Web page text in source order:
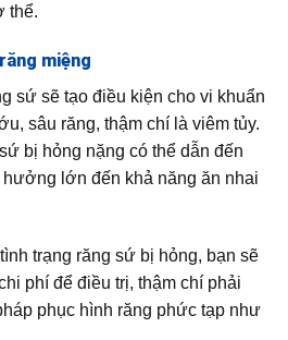
thể.
miệng
sứ sẽ tạo điều kiện cho vi khuẩn
sâu răng, thậm chí là viêm tủy.
bị hỏng nặng có thể dẫn đến
hưởng lớn đến khả năng ăn nhai
trạng răng sứ bị hỏng, bạn sẽ
phí để điều trị, thậm chí phải
phục hình răng phức tạp như